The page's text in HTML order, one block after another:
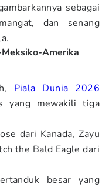
sebagai
dan senang
Amerika
Piala Dunia 2026
yang mewakili tiga
dari Kanada, Zayu
the Bald Eagle dari
besar yang